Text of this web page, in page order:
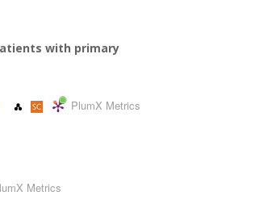
with primary
PlumX Metrics
Metrics